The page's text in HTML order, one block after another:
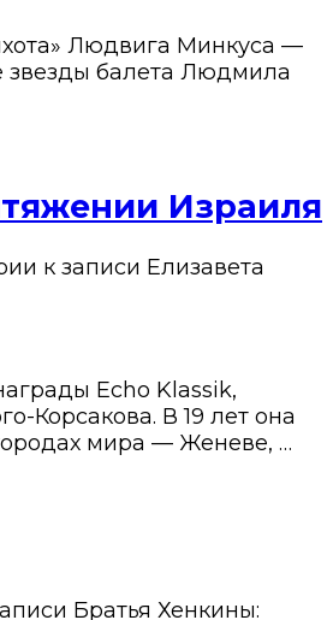
Людвига Минкуса —
звезды балета Людмила
Израиля
к записи Елизавета
Echo Klassik,
Корсакова. В 19 лет она
мира — Женеве, …
Братья Хенкины: